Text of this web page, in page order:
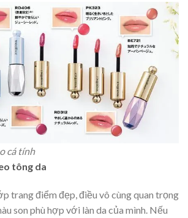
cá tính
tông da
trang điểm đẹp, điều vô cùng quan trọng
son phù hợp với làn da của mình. Nếu